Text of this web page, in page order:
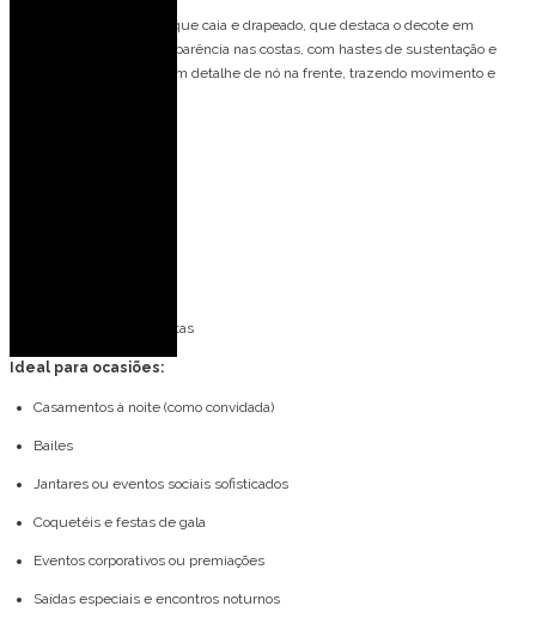
Vestido midi com tomara que caia e drapeado, que destaca o decote em
coração. Possui leve transparência nas costas, com hastes de sustentação e
uma saia transpassada com detalhe de nó na frente, trazendo movimento e
Transparência nas costas
Ideal para ocasiões:
Casamentos à noite (como convidada)
Bailes
Jantares ou eventos sociais sofisticados
Coquetéis e festas de gala
Eventos corporativos ou premiações
Saídas especiais e encontros noturnos